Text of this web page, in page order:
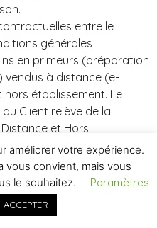
entre le
générales
en primeurs (préparation
vendus à distance (e-
établissement. Le
Client relève de la
et Hors
notamment du Code
des règles énoncées ci-
DE L’OFFRE DE
DE L’OFFRE
améliorer votre expérience.
vous convient, mais vous
le souhaitez.
Paramètres
ACCEPTER